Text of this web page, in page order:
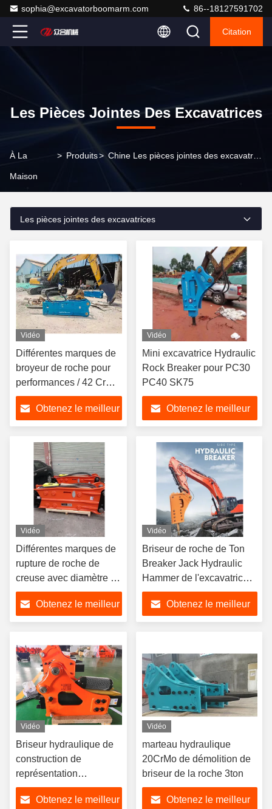
sophia@excavatorboomarm.com 86--18127591702
Citation
Les Pièces Jointes Des Excavatrices
À La
Maison
> Produits>
Les pièces jointes des excavatrices
Vidéo
Différentes marques de
broyeur de roche pour
performances / 42 Crmo
Chisel
Obtenez le meilleur
Vidéo
Mini excavatrice Hydraulic
Rock Breaker pour PC30
PC40 SK75
Obtenez le meilleur
Vidéo
Différentes marques de
rupture de roche de
creuse avec diamètre de
tuyau 1/2-5/4 pouces /
plage de débit fiable
Obtenez le meilleur
Vidéo
Briseur de roche de Ton
Breaker Jack Hydraulic
Hammer de l'excavatrice
15 d'attachements de
machines de construction
Obtenez le meilleur
Vidéo
Briseur hydraulique de
construction de
représentation
d'attachement de roche
de démolition pour Mini
Obtenez le meilleur
Vidéo
marteau hydraulique
20CrMo de démolition de
briseur de la roche 3ton
Obtenez le meilleur